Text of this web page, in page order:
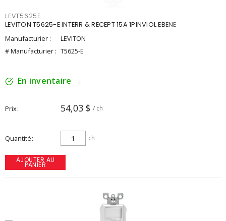
LEVT5625E
LEVITON T5625-E INTERR & RECEPT 15A 1PINVIOL EBENE
Manufacturier :
LEVITON
# Manufacturier : T5625-E
En inventaire
Prix 54,03 $ / ch
Quantité ch
AJOUTER AU
PANIER